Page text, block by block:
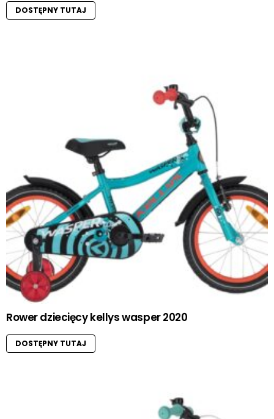
DOSTĘPNY TUTAJ
Rower dziecięcy kellys wasper 2020
DOSTĘPNY TUTAJ